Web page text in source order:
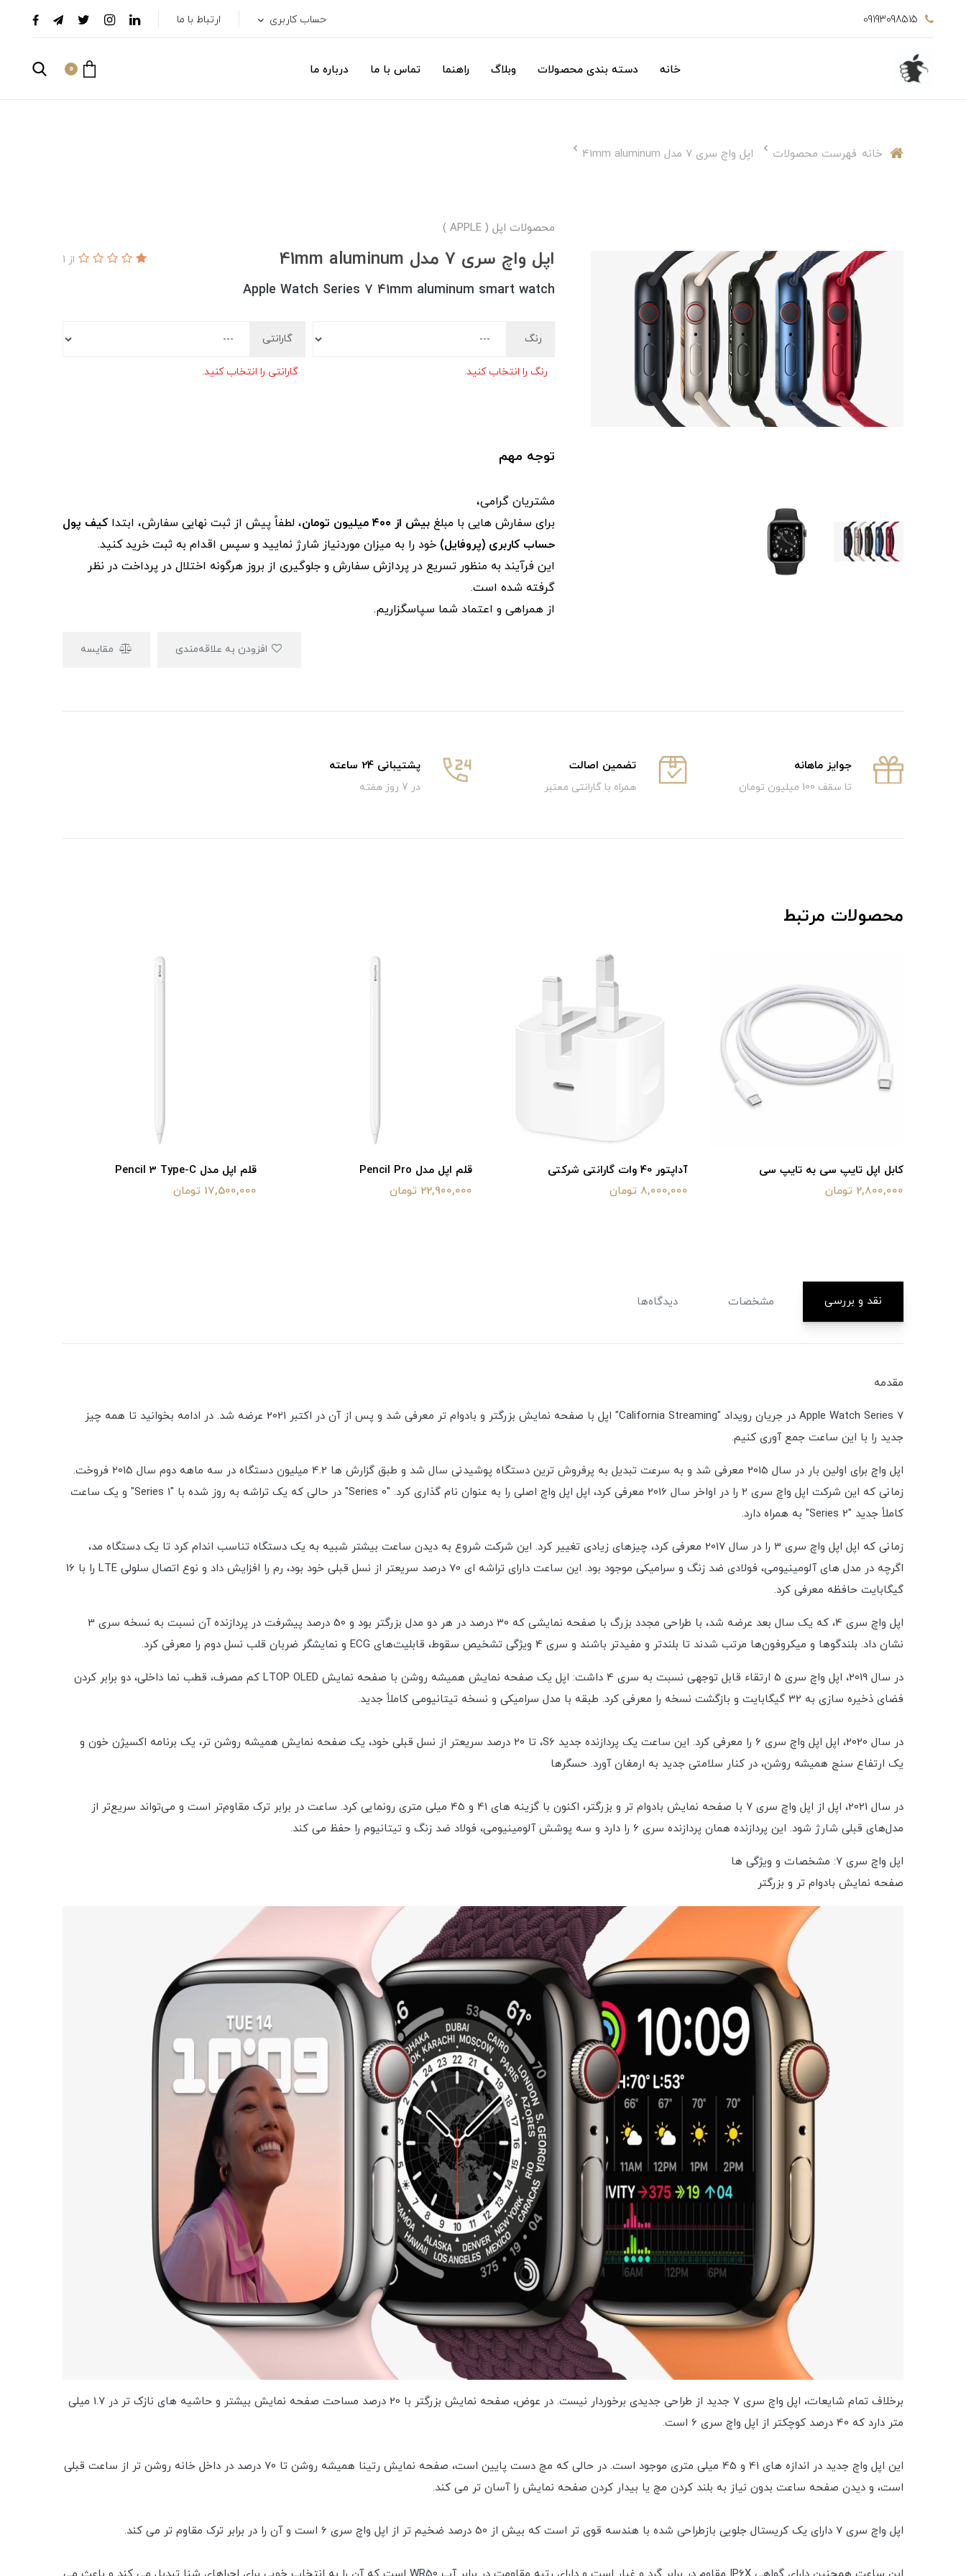
09193098515 حساب کاربری ارتباط با ما
خانه دسته بندی محصولات وبلاگ راهنما تماس با ما درباره ما 0
خانه فهرست محصولات اپل واچ سری 7 مدل 41mm aluminum
محصولات اپل ( APPLE )
اپل واچ سری 7 مدل 41mm aluminum از 1
Apple Watch Series 7 41mm aluminum smart watch
رنگ
رنگ را انتخاب کنید.
گارانتی
گارانتی را انتخاب کنید.
توجه مهم
مشتریان گرامی،
برای سفارش‌ هایی با مبلغ بیش از ۴۰۰ میلیون تومان ، لطفاً پیش از ثبت نهایی سفارش، ابتدا کیف پول
حساب کاربری (پروفایل) خود را به میزان موردنیاز شارژ نمایید و سپس اقدام به ثبت خرید کنید.
این فرآیند به‌ منظور تسریع در پردازش سفارش و جلوگیری از بروز هرگونه اختلال در پرداخت در نظر
گرفته شده است.
از همراهی و اعتماد شما سپاسگزاریم.
مقایسه
جوایز ماهانه
تا سقف 100 میلیون تومان
تضمین اصالت
همراه با گارانتی معتبر
پشتیبانی 24 ساعته
در 7 روز هفته
محصولات مرتبط
کابل اپل تایپ سی به تایپ سی
2,800,000 تومان
آداپتور 40 وات گارانتی شرکتی
8,000,000 تومان
قلم اپل مدل Pencil Pro
22,900,000 تومان
قلم اپل مدل Pencil 3 Type-C
17,500,000 تومان
نقد و بررسی مشخصات دیدگاه‌ها
مقدمه
Apple Watch Series 7 در جریان رویداد "California Streaming" اپل با صفحه نمایش بزرگتر و بادوام تر معرفی شد و پس از آن در اکتبر 2021 عرضه شد. در ادامه بخوانید تا همه چیز
جدید را با این ساعت جمع آوری کنیم.
اپل واچ برای اولین بار در سال 2015 معرفی شد و به سرعت تبدیل به پرفروش ترین دستگاه پوشیدنی سال شد و طبق گزارش ها 4.2 میلیون دستگاه در سه ماهه دوم سال 2015 فروخت.
زمانی که این شرکت اپل واچ سری 2 را در اواخر سال 2016 معرفی کرد، اپل اپل واچ اصلی را به عنوان نام گذاری کرد. "Series 0" در حالی که یک تراشه به روز شده با "Series 1" و یک ساعت
کاملاً جدید "Series 2" به همراه دارد.
زمانی که اپل اپل واچ سری 3 را در سال 2017 معرفی کرد، چیزهای زیادی تغییر کرد. این شرکت شروع به دیدن ساعت بیشتر شبیه به یک دستگاه تناسب اندام کرد تا یک دستگاه مد،
اگرچه در مدل های آلومینیومی، فولادی ضد زنگ و سرامیکی موجود بود. این ساعت دارای تراشه ای 70 درصد سریعتر از نسل قبلی خود بود، رم را افزایش داد و نوع اتصال سلولی LTE را با 16
گیگابایت حافظه معرفی کرد.
اپل واچ سری 4، که یک سال بعد عرضه شد، با طراحی مجدد بزرگ با صفحه نمایشی که 30 درصد در هر دو مدل بزرگتر بود و 50 درصد پیشرفت در پردازنده آن نسبت به نسخه سری 3
نشان داد. بلندگوها و میکروفون‌ها مرتب شدند تا بلندتر و مفیدتر باشند و سری 4 ویژگی تشخیص سقوط، قابلیت‌های ECG و نمایشگر ضربان قلب نسل دوم را معرفی کرد.
در سال 2019، اپل واچ سری 5 ارتقاء قابل توجهی نسبت به سری 4 داشت: اپل یک صفحه نمایش همیشه روشن با صفحه نمایش LTOP OLED کم مصرف، قطب نما داخلی، دو برابر کردن
فضای ذخیره سازی به 32 گیگابایت و بازگشت نسخه را معرفی کرد. طبقه با مدل سرامیکی و نسخه تیتانیومی کاملاً جدید.
در سال 2020، اپل اپل واچ سری 6 را معرفی کرد. این ساعت یک پردازنده جدید S6، تا 20 درصد سریعتر از نسل قبلی خود، یک صفحه نمایش همیشه روشن تر، یک برنامه اکسیژن خون و
یک ارتفاع سنج همیشه روشن، در کنار سلامتی جدید به ارمغان آورد. حسگرها
در سال 2021، اپل از اپل واچ سری 7 با صفحه نمایش بادوام تر و بزرگتر، اکنون با گزینه های 41 و 45 میلی متری رونمایی کرد. ساعت در برابر ترک مقاوم‌تر است و می‌تواند سریع‌تر از
مدل‌های قبلی شارژ شود. این پردازنده همان پردازنده سری 6 را دارد و سه پوشش آلومینیومی، فولاد ضد زنگ و تیتانیوم را حفظ می کند.
اپل واچ سری 7: مشخصات و ویژگی ها
صفحه نمایش بادوام تر و بزرگتر
برخلاف تمام شایعات، اپل واچ سری 7 جدید از طراحی جدیدی برخوردار نیست. در عوض، صفحه نمایش بزرگتر با 20 درصد مساحت صفحه نمایش بیشتر و حاشیه های نازک تر در 1.7 میلی
متر دارد که 40 درصد کوچکتر از اپل واچ سری 6 است.
این اپل واچ جدید در اندازه های 41 و 45 میلی متری موجود است. در حالی که مچ دست پایین است، صفحه نمایش رتینا همیشه روشن تا 70 درصد در داخل خانه روشن تر از ساعت قبلی
است، و دیدن صفحه ساعت بدون نیاز به بلند کردن مچ یا بیدار کردن صفحه نمایش را آسان تر می کند.
اپل واچ سری 7 دارای یک کریستال جلویی بازطراحی شده با هندسه قوی تر است که بیش از 50 درصد ضخیم تر از اپل واچ سری 6 است و آن را در برابر ترک مقاوم تر می کند.